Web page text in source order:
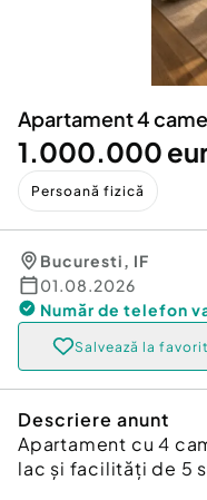
Animale de
Afaceri și
Inchiriere Bunuri si
Utilaje agricole si
Piese auto si
Apartament 4
1.000.000
Persoană fizică
Bucuresti, IF
01.08.2026
Număr de telefon
Salvează la
Descriere anunt
Apartament cu 4
lac și facilități de 5